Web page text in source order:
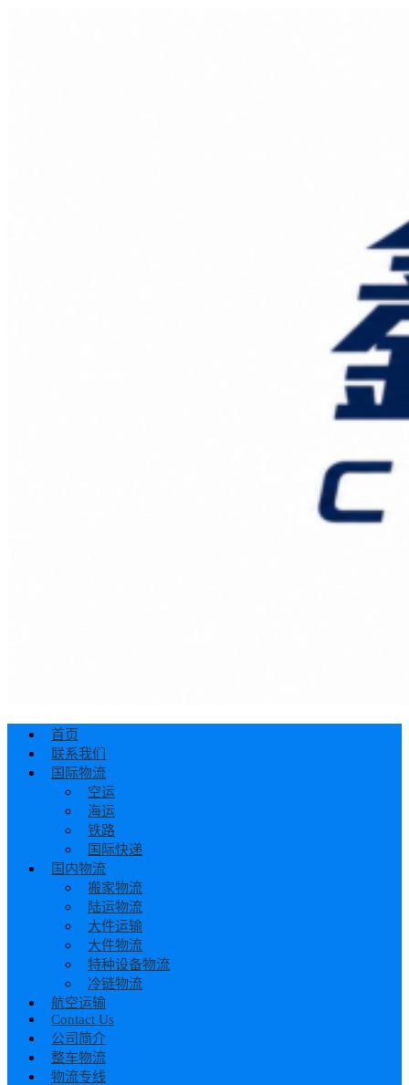
首页
联系我们
国际物流
空运
海运
铁路
国际快递
国内物流
搬家物流
陆运物流
大件运输
大件物流
特种设备物流
冷链物流
航空运输
Contact Us
公司简介
整车物流
物流专线